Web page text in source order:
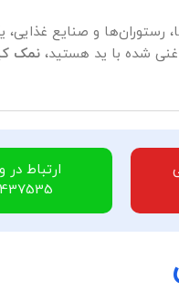
رستوران‌ها و صنایع
شده با ید هستید، نمک کیسه‌ای ۲۰
ارتباط